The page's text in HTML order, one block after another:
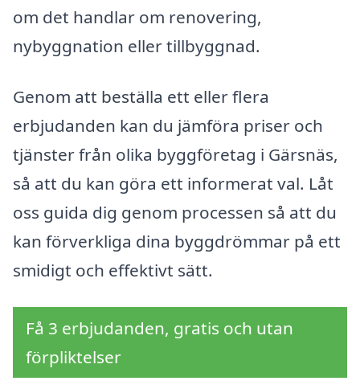
om det handlar om renovering,
nybyggnation eller tillbyggnad.
Genom att beställa ett eller flera
erbjudanden kan du jämföra priser och
tjänster från olika byggföretag i Gärsnäs,
så att du kan göra ett informerat val. Låt
oss guida dig genom processen så att du
kan förverkliga dina byggdrömmar på ett
smidigt och effektivt sätt.
Få 3 erbjudanden, gratis och utan
förpliktelser